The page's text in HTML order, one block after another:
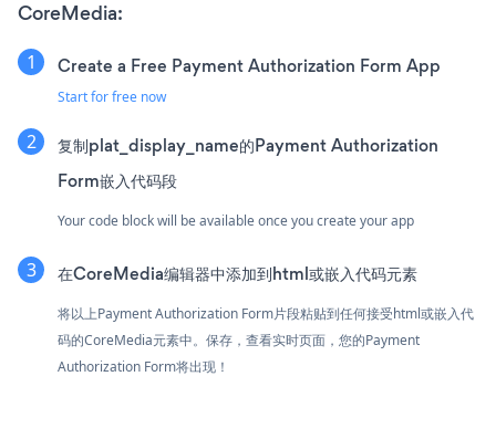
CoreMedia:
Create a Free Payment Authorization Form App
Start for free now
复制plat_display_name的Payment Authorization
Form嵌入代码段
Your code block will be available once you create your app
在CoreMedia编辑器中添加到html或嵌入代码元素
将以上Payment Authorization Form片段粘贴到任何接受html或嵌入代
码的CoreMedia元素中。保存，查看实时页面，您的Payment
Authorization Form将出现！